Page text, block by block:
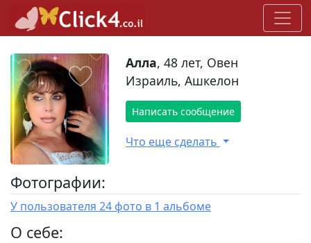
Алла, 48 лет, Овен
Израиль, Ашкелон
Написать сообщение
Что еще сделать
Фотографии:
У пользователя 24 фото в 1 альбоме
O себе: